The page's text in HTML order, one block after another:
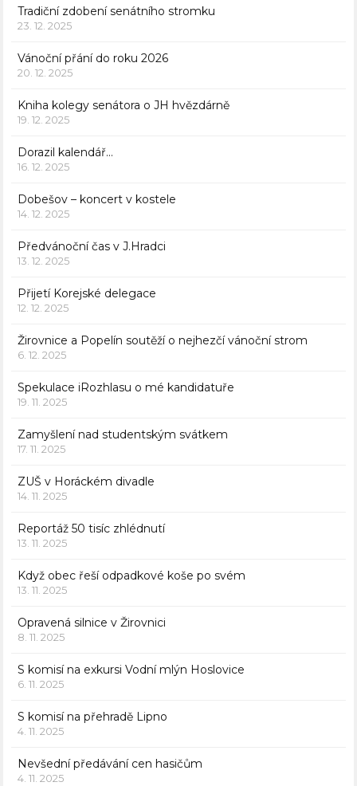
Tradiční zdobení senátního stromku
23. 12. 2025
Vánoční přání do roku 2026
20. 12. 2025
Kniha kolegy senátora o JH hvězdárně
19. 12. 2025
Dorazil kalendář…
16. 12. 2025
Dobešov – koncert v kostele
14. 12. 2025
Předvánoční čas v J.Hradci
13. 12. 2025
Přijetí Korejské delegace
12. 12. 2025
Žirovnice a Popelín soutěží o nejhezčí vánoční strom
6. 12. 2025
Spekulace iRozhlasu o mé kandidatuře
19. 11. 2025
Zamyšlení nad studentským svátkem
17. 11. 2025
ZUŠ v Horáckém divadle
14. 11. 2025
Reportáž 50 tisíc zhlédnutí
13. 11. 2025
Když obec řeší odpadkové koše po svém
13. 11. 2025
Opravená silnice v Žirovnici
8. 11. 2025
S komisí na exkursi Vodní mlýn Hoslovice
6. 11. 2025
S komisí na přehradě Lipno
4. 11. 2025
Nevšední předávání cen hasičům
4. 11. 2025